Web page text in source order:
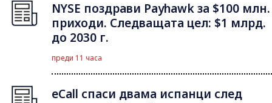
NYSE поздрави Payhawk за $100 млн.
приходи. Следващата цел: $1 млрд.
до 2030 г.
преди 11 часа
eCall спаси двама испанци след